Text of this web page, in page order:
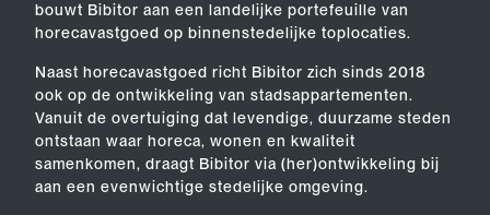
bouwt Bibitor aan een landelijke portefeuille van
horecavastgoed op binnenstedelijke toplocaties.
Naast horecavastgoed richt Bibitor zich sinds 2018
ook op de ontwikkeling van stadsappartementen.
Vanuit de overtuiging dat levendige, duurzame steden
ontstaan waar horeca, wonen en kwaliteit
samenkomen, draagt Bibitor via (her)ontwikkeling bij
aan een evenwichtige stedelijke omgeving.